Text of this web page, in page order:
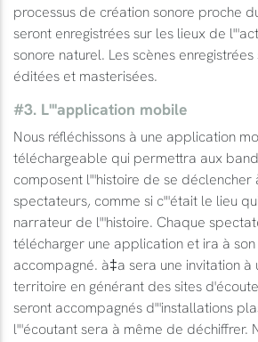
processus de création sonore proche
seront enregistrées sur les lieux de
sonore naturel. Les scènes
éditées et masterisées.
#3. L"'application mobile
Nous réfléchissons à une application
téléchargeable qui permettra aux
composent l"'histoire de se
spectateurs, comme si c"'était le lieu
narrateur de l"'histoire. Chaque
télécharger une application et ira à
accompagné. à‡a sera une invitation à
territoire en générant des sites
seront accompagnés d"'installations
l"'écoutant sera à même de déchiffrer.